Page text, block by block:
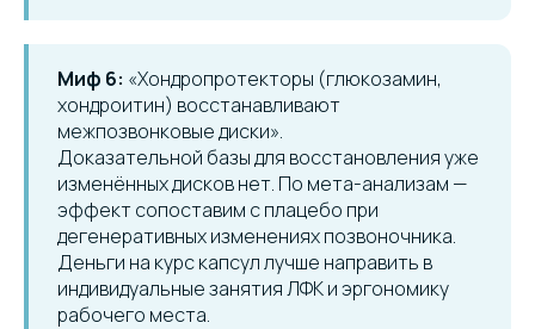
Миф 6: «Хондропротекторы (глюкозамин,
хондроитин) восстанавливают
межпозвонковые диски».
Доказательной базы для восстановления уже
изменённых дисков нет. По мета-анализам —
эффект сопоставим с плацебо при
дегенеративных изменениях позвоночника.
Деньги на курс капсул лучше направить в
индивидуальные занятия ЛФК и эргономику
рабочего места.